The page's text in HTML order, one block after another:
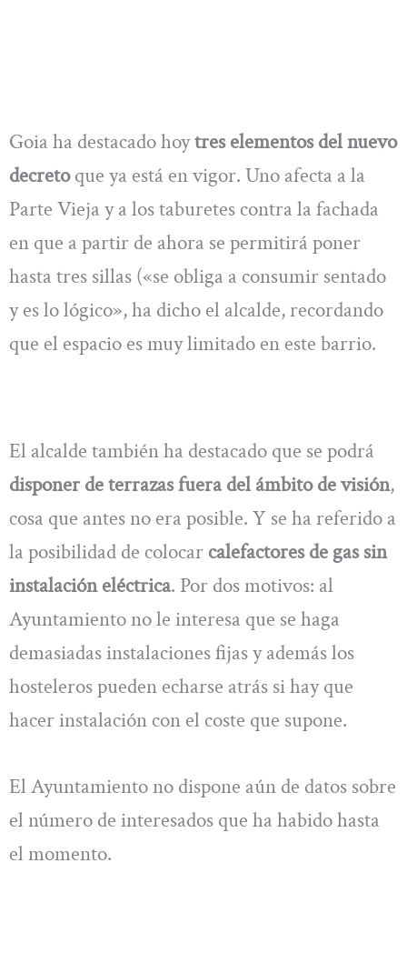
Goia ha destacado hoytres elementos del nuevo
decretoque ya está en vigor. Uno afecta a la
Parte Vieja y a los taburetes contra la fachada
en que a partir de ahora se permitirá poner
hasta tres sillas («se obliga a consumir sentado
y es lo lógico», ha dicho el alcalde, recordando
que el espacio es muy limitado en este barrio.
El alcalde también ha destacado que se podrá
disponer de terrazas fuera del ámbito de visión,
cosa que antes no era posible. Y se ha referido a
la posibilidad de colocar calefactores de gas sin
instalación eléctrica. Por dos motivos: al
Ayuntamiento no le interesa que se haga
demasiadas instalaciones fijas y además los
hosteleros pueden echarse atrás si hay que
hacer instalación con el coste que supone.
El Ayuntamiento no dispone aún de datos sobre
el número de interesados que ha habido hasta
el momento.